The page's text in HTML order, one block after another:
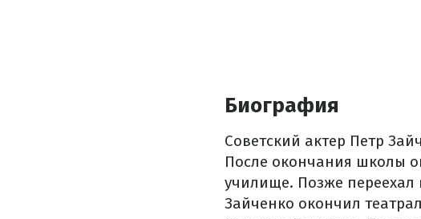
Биография
Советский актер Петр
После окончания школы
училище. Позже переехал
Зайченко окончил